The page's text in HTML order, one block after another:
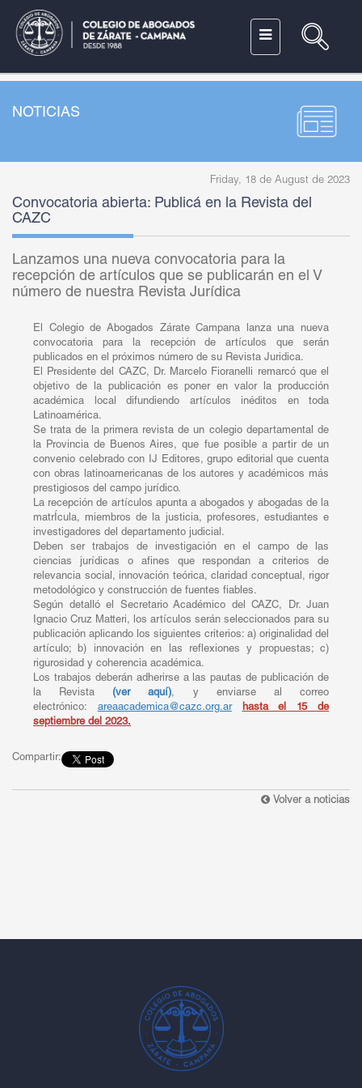
NOTICIAS
Friday, 18 de August de 2023
Convocatoria abierta: Publicá en la Revista del
CAZC
Lanzamos una nueva convocatoria para la
recepción de artículos que se publicarán en el V
número de nuestra Revista Jurídica
El Colegio de Abogados Zárate Campana lanza una nueva
convocatoria para la recepción de artículos que serán
publicados en el próximos número de su Revista Juridica.
El Presidente del CAZC, Dr. Marcelo Fioranelli remarcó que el
objetivo de la publicación es poner en valor la producción
académica local difundiendo artículos inéditos en toda
Latinoamérica.
Se trata de la primera revista de un colegio departamental de
la Provincia de Buenos Aires, que fue posible a partir de un
convenio celebrado con IJ Editores, grupo editorial que cuenta
con obras latinoamericanas de los autores y académicos más
prestigiosos del campo jurídico.
La recepción de artículos apunta a abogados y abogadas de la
matrÍcula, miembros de la justicia, profesores, estudiantes e
investigadores del departamento judicial.
Deben ser trabajos de investigación en el campo de las
ciencias jurídicas o afines que respondan a criterios de
relevancia social, innovación teórica, claridad conceptual, rigor
metodológico y construcción de fuentes fiables.
Según detalló el Secretario Académico del CAZC, Dr. Juan
Ignacio Cruz Matteri, los artículos serán seleccionados para su
publicación aplicando los siguientes criterios: a) originalidad del
artículo; b) innovación en las reflexiones y propuestas; c)
rigurosidad y coherencia académica.
Los trabajos deberán adherirse a las pautas de publicación de
la Revista (ver aquí), y enviarse al correo
electrónico: areaacademica@cazc.org.ar
hasta el 15 de
septiembre del 2023.
Compartir:
Volver a noticias